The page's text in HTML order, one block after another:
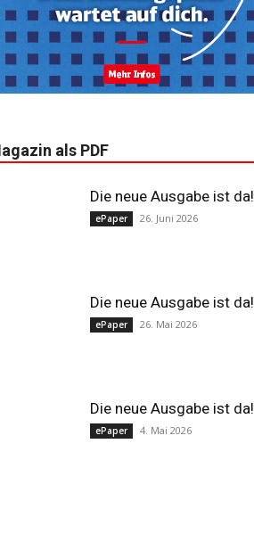
als PDF
Die neue Ausgabe ist da!
ePaper 26. Juni 2026
Die neue Ausgabe ist da!
ePaper 26. Mai 2026
Die neue Ausgabe ist da!
ePaper 4. Mai 2026